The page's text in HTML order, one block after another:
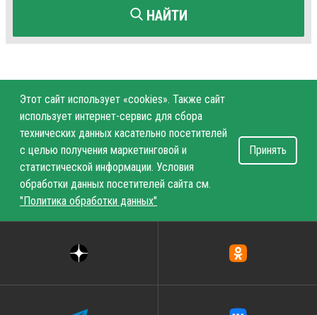
НАЙТИ
Этот сайт использует «cookies». Также сайт
использует интернет-сервис для сбора
технических данных касательно посетителей
с целью получения маркетинговой и
статистической информации. Условия
обработки данных посетителей сайта см.
"Политика обработки данных"
Принять